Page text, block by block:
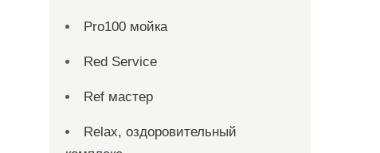
Pro100 мойка
Red Service
Ref мастер
Relax, оздоровительный